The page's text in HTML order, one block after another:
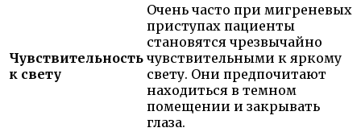
Чувствительность
к свету
Очень часто при мигреневых
приступах пациенты
становятся чрезвычайно
чувствительными к яркому
свету. Они предпочитают
находиться в темном
помещении и закрывать
глаза.